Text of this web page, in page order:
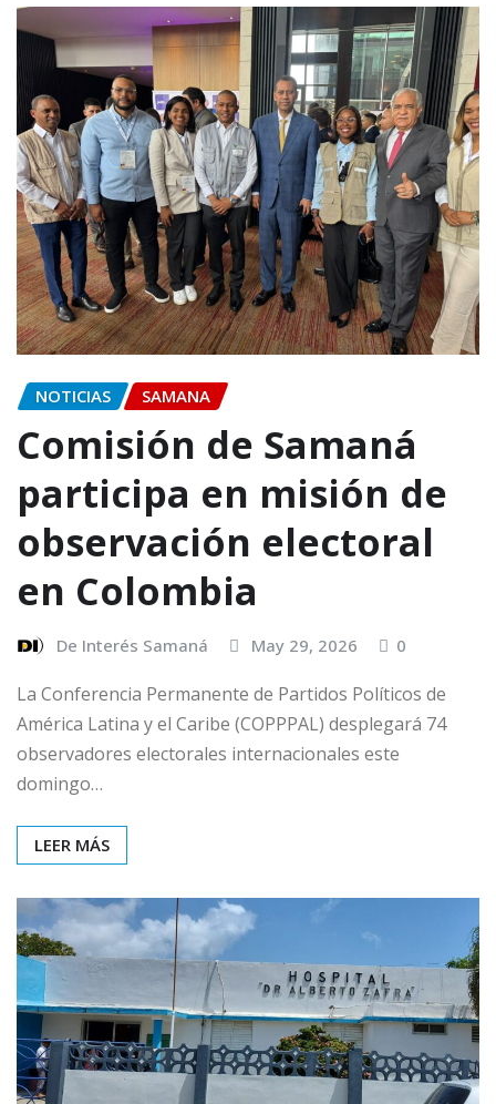
NOTICIAS SAMANA
Comisión de Samaná
participa en misión de
observación electoral
en Colombia
De Interés Samaná May 29, 2026 0
La Conferencia Permanente de Partidos Políticos de
América Latina y el Caribe (COPPPAL) desplegará 74
observadores electorales internacionales este
domingo…
LEER MÁS